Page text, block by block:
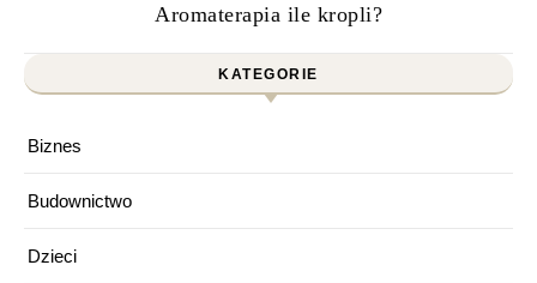
Aromaterapia ile kropli?
KATEGORIE
Biznes
Budownictwo
Dzieci